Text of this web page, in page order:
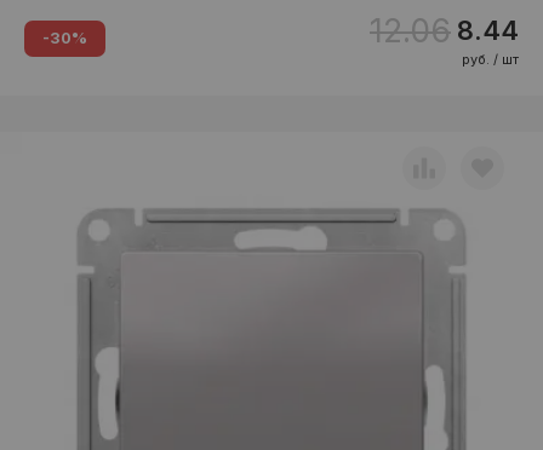
-30% 12.06 8.44
руб. / шт